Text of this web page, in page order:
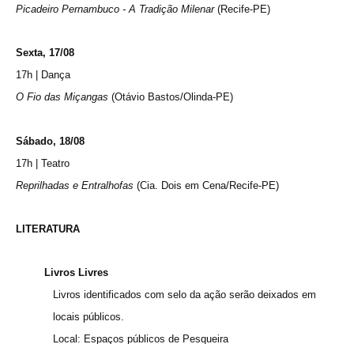
Picadeiro Pernambuco - A Tradição Milenar(Recife-PE)
Sexta, 17/08
17h | Dança
O Fio das Miçangas (Otávio Bastos/Olinda-PE)
Sábado, 18/08
17h | Teatro
Reprilhadas e Entralhofas (Cia. Dois em Cena/Recife-PE)
LITERATURA
Livros Livres
Livros identificados com selo da ação serão deixados em
locais públicos.
Local: Espaços públicos de Pesqueira